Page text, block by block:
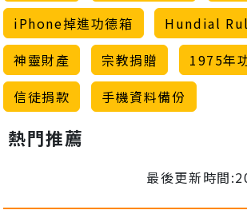
iPhone掉進功德箱
Hundial
神靈財產
宗教捐贈
1975年
信徒捐款
手機資料備份
熱門推薦
最後更新時間